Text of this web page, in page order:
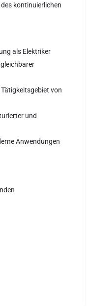
kontinuierlichen
als Elektriker
von
und
Anwendungen